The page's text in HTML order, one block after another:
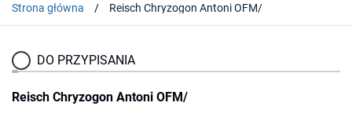
Strona główna Reisch Chryzogon Antoni OFM/
DO PRZYPISANIA
Reisch Chryzogon Antoni OFM/